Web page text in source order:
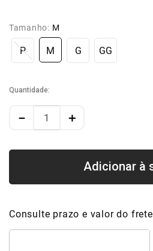
Tamanho: M
P M G GG
Quantidade
＋
－
Consulte prazo e valor do frete